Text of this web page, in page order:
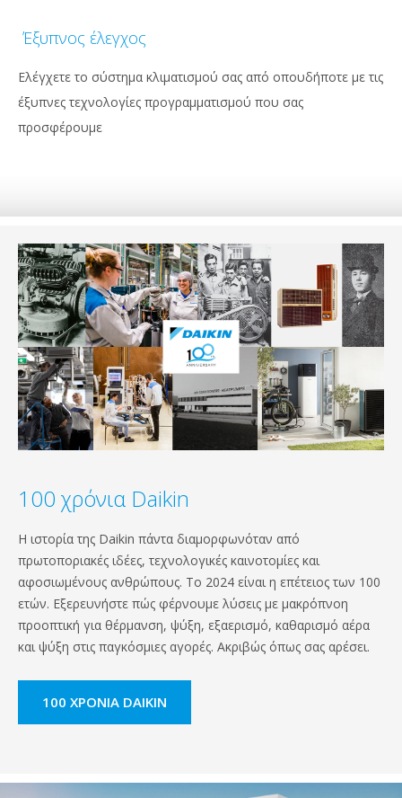
Έξυπνος έλεγχος
Ελέγχετε το σύστημα κλιματισμού σας από οπουδήποτε με τις
έξυπνες τεχνολογίες προγραμματισμού που σας
προσφέρουμε
100 χρόνια Daikin
Η ιστορία της Daikin πάντα διαμορφωνόταν από
πρωτοποριακές ιδέες, τεχνολογικές καινοτομίες και
αφοσιωμένους ανθρώπους. Το 2024 είναι η επέτειος των 100
ετών. Εξερευνήστε πώς φέρνουμε λύσεις με μακρόπνοη
προοπτική για θέρμανση, ψύξη, εξαερισμό, καθαρισμό αέρα
και ψύξη στις παγκόσμιες αγορές. Ακριβώς όπως σας αρέσει.
100 ΧΡΌΝΙΑ DAIKIN